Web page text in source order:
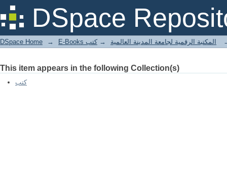
DSpace
أحكام السرقة في الشريعة الإسلامية والقانون
DSpace Home → E-Books المكتبة الرقمية لجامعة المدينة العالمية → كتب
This item appears in the following Collection(s)
كتب